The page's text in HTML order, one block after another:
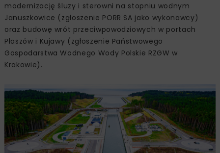
modernizację śluzy i sterowni na stopniu wodnym
Januszkowice (zgłoszenie PORR SA jako wykonawcy)
oraz budowę wrót przeciwpowodziowych w portach
Płaszów i Kujawy (zgłoszenie Państwowego
Gospodarstwa Wodnego Wody Polskie RZGW w
Krakowie).